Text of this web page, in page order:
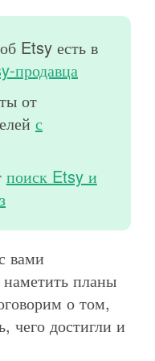
Etsy есть в
продавца
от
с
поиск Etsy и
вами
наметить планы
о том,
чего достигли и